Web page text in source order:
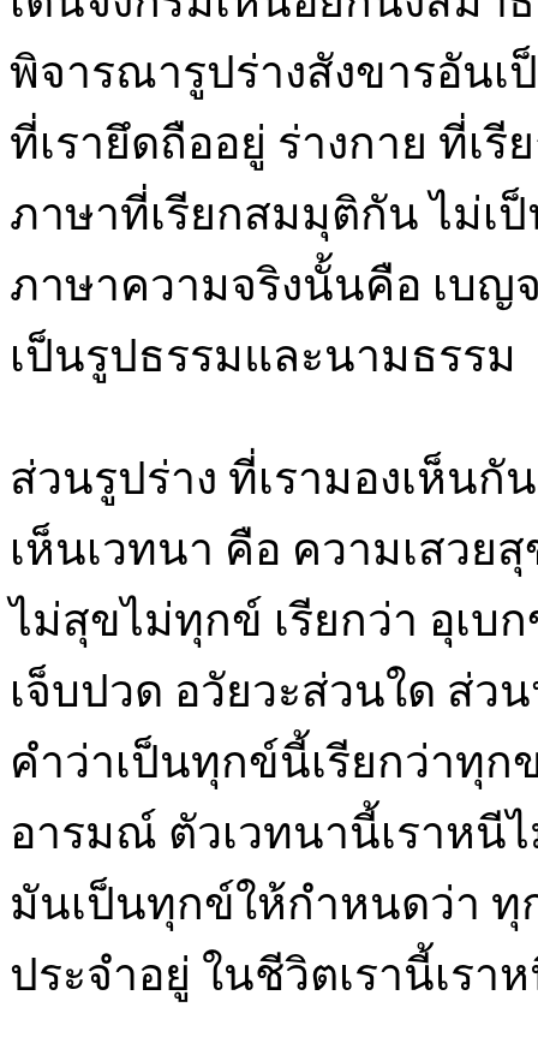
พิจารณารูปร่างสังขารอันเ
ที่เรายึดถืออยู่ ร่างกาย ที่เรี
ภาษาที่เรียกสมมุติกัน ไม่เ
ภาษาความจริงนั้นคือ เบ
เป็นรูปธรรมและนามธรรม
ส่วนรูปร่าง ที่เรามองเห็นกั
เห็นเวทนา คือ ความเสวย
ไม่สุขไม่ทุกข์ เรียกว่า อุเบ
เจ็บปวด อวัยวะส่วนใด ส่ว
คำว่าเป็นทุกข์นี้เรียกว่าทุก
อารมณ์ ตัวเวทนานี้เราหนี
มันเป็นทุกข์ให้กำหนดว่า
ประจำอยู่ ในชีวิตเรานี้เรา